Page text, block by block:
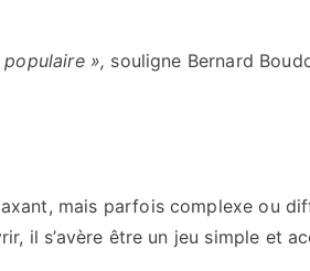
», souligne Bernard
mais parfois complexe ou
il s’avère être un jeu simple et